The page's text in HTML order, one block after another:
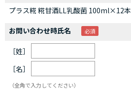
プラス糀 糀甘酒LL乳酸菌 100ml×12本
お問い合わせ時氏名
［姓］
［名］
（全角で入力してください）